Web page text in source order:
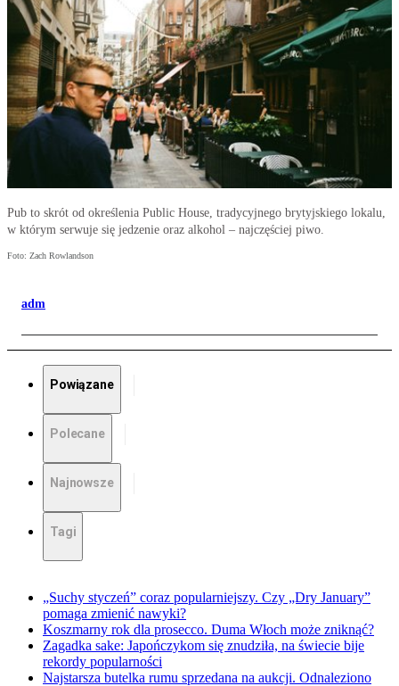
Pub to skrót od określenia Public House, tradycyjnego brytyjskiego lokalu,
w którym serwuje się jedzenie oraz alkohol – najczęściej piwo.
Foto: Zach Rowlandson
adm
Powiązane
Polecane
Najnowsze
Tagi
„Suchy styczeń” coraz popularniejszy. Czy „Dry January”
pomaga zmienić nawyki?
Koszmarny rok dla prosecco. Duma Włoch może zniknąć?
Zagadka sake: Japończykom się znudziła, na świecie bije
rekordy popularności
Najstarsza butelka rumu sprzedana na aukcji. Odnaleziono